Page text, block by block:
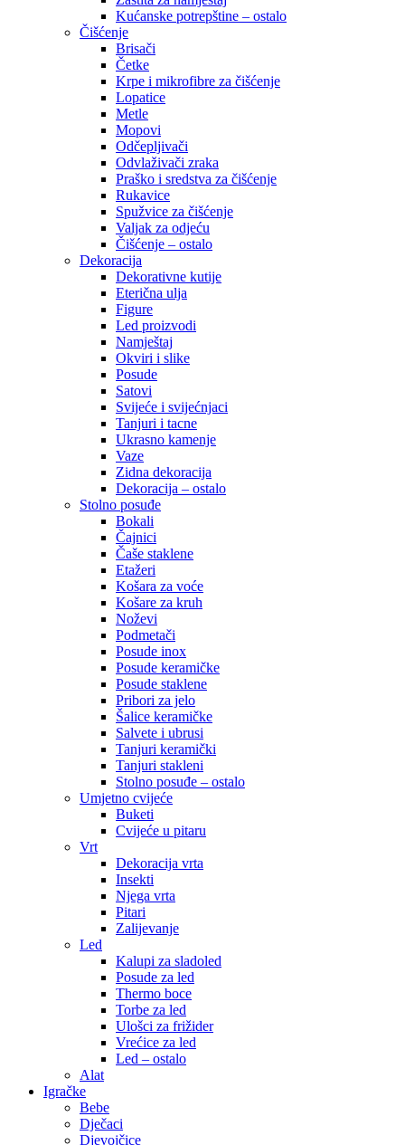
Kućanske potrepštine – ostalo
Čišćenje
Brisači
Četke
Krpe i mikrofibre za čišćenje
Lopatice
Metle
Mopovi
Odčepljivači
Odvlaživači zraka
Praško i sredstva za čišćenje
Rukavice
Spužvice za čišćenje
Valjak za odjeću
Čišćenje – ostalo
Dekoracija
Dekorativne kutije
Eterična ulja
Figure
Led proizvodi
Namještaj
Okviri i slike
Posude
Satovi
Svijeće i svijećnjaci
Tanjuri i tacne
Ukrasno kamenje
Vaze
Zidna dekoracija
Dekoracija – ostalo
Stolno posuđe
Bokali
Čajnici
Čaše staklene
Etažeri
Košara za voće
Košare za kruh
Noževi
Podmetači
Posude inox
Posude keramičke
Posude staklene
Pribori za jelo
Šalice keramičke
Salvete i ubrusi
Tanjuri keramički
Tanjuri stakleni
Stolno posuđe – ostalo
Umjetno cvijeće
Buketi
Cvijeće u pitaru
Vrt
Dekoracija vrta
Insekti
Njega vrta
Pitari
Zalijevanje
Led
Kalupi za sladoled
Posude za led
Thermo boce
Torbe za led
Ulošci za frižider
Vrećice za led
Led – ostalo
Alat
Igračke
Bebe
Dječaci
Djevojčice